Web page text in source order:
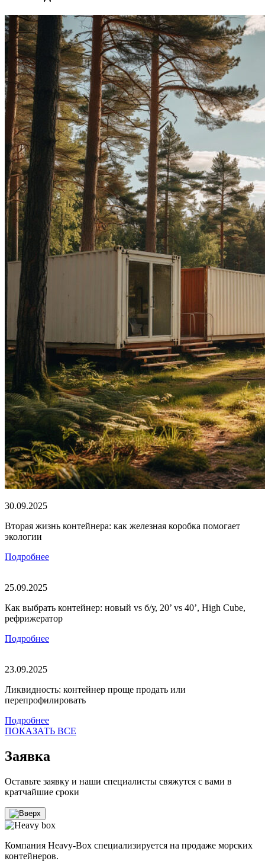
30.09.2025
Вторая жизнь контейнера: как железная коробка помогает
экологии
Подробнее
25.09.2025
Как выбрать контейнер: новый vs б/у, 20’ vs 40’, High Cube,
рефрижератор
Подробнее
23.09.2025
Ликвидность: контейнер проще продать или
перепрофилировать
Подробнее
ПОКАЗАТЬ ВСЕ
Заявка
Оставьте заявку и наши специалисты свяжутся с вами в
кратчайшие сроки
Компания Heavy-Box специализируется на продаже морских
контейнеров.